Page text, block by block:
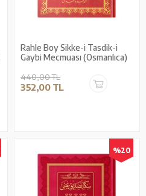
Rahle Boy Sikke-i Tasdik-i
Gaybi Mecmuası (Osmanlıca)
440,00 TL
352,00 TL
%20